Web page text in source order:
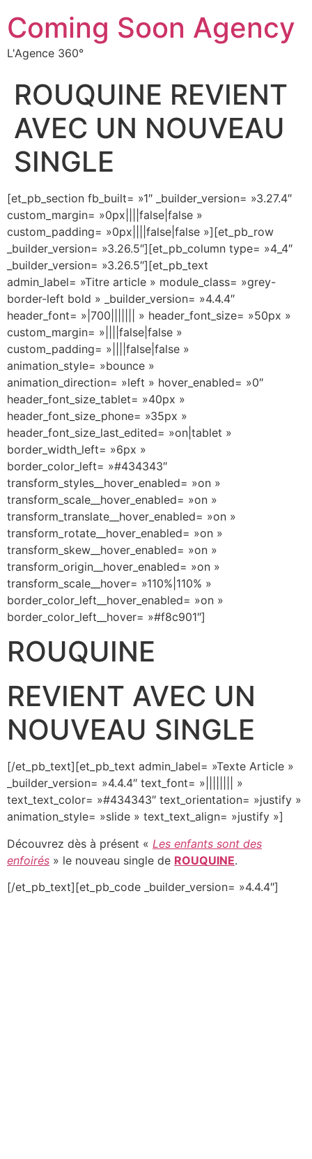
Coming Soon Agency
L'Agence 360°
ROUQUINE REVIENT
AVEC UN NOUVEAU
SINGLE
[et_pb_section fb_built= »1″ _builder_version= »3.27.4″
custom_margin= »0px||||false|false »
custom_padding= »0px||||false|false »][et_pb_row
_builder_version= »3.26.5″][et_pb_column type= »4_4″
_builder_version= »3.26.5″][et_pb_text
admin_label= »Titre article » module_class= »grey-
border-left bold » _builder_version= »4.4.4″
header_font= »|700||||||| » header_font_size= »50px »
custom_margin= »||||false|false »
custom_padding= »||||false|false »
animation_style= »bounce »
animation_direction= »left » hover_enabled= »0″
header_font_size_tablet= »40px »
header_font_size_phone= »35px »
header_font_size_last_edited= »on|tablet »
border_width_left= »6px »
border_color_left= »#434343″
transform_styles__hover_enabled= »on »
transform_scale__hover_enabled= »on »
transform_translate__hover_enabled= »on »
transform_rotate__hover_enabled= »on »
transform_skew__hover_enabled= »on »
transform_origin__hover_enabled= »on »
transform_scale__hover= »110%|110% »
border_color_left__hover_enabled= »on »
border_color_left__hover= »#f8c901″]
ROUQUINE
REVIENT AVEC UN
NOUVEAU SINGLE
[/et_pb_text][et_pb_text admin_label= »Texte Article »
_builder_version= »4.4.4″ text_font= »|||||||| »
text_text_color= »#434343″ text_orientation= »justify »
animation_style= »slide » text_text_align= »justify »]
Découvrez dès à présent « Les enfants sont des
enfoirés » le nouveau single de ROUQUINE.
[/et_pb_text][et_pb_code _builder_version= »4.4.4″]